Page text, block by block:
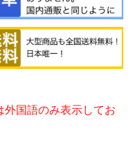
国語のみ表示してお